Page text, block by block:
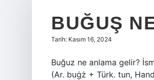
BUĞUŞ
Tarih: Kasım 16, 2024
Buğuz ne anlama gelir?
(Ar. buġż + Türk. tun,